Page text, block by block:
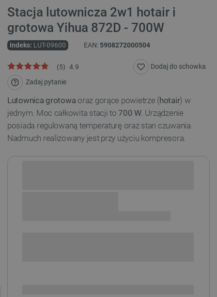
Stacja lutownicza 2w1 hotair i
grotowa Yihua 872D - 700W
Indeks: LUT-09600 EAN: 5908272000504
4.9
(5)
Zadaj pytanie
Dodaj do schowka
Lutownica grotowa oraz gorące powietrze (hotair) w
jednym. Moc całkowita stacji to700 W. Urządzenie
posiada regulowaną temperaturę oraz stan czuwania.
Nadmuch realizowany jest przy użyciu kompresora.